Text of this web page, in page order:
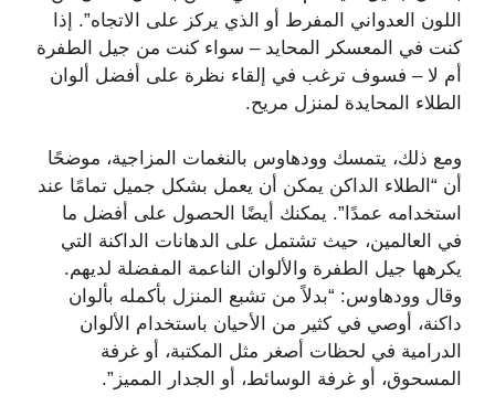
اللون العدواني المفرط أو الذي يركز على الاتجاه”. إذا
كنت في المعسكر المحايد – سواء كنت من جيل الطفرة
أم لا – فسوف ترغب في إلقاء نظرة على أفضل ألوان
الطلاء المحايدة لمنزل مريح.
ومع ذلك، يتمسك وودهاوس بالنغمات المزاجية، موضحًا
أن “الطلاء الداكن يمكن أن يعمل بشكل جميل تمامًا عند
استخدامه عمدًا”. يمكنك أيضًا الحصول على أفضل ما
في العالمين، حيث تشتمل على الدهانات الداكنة التي
يكرهها جيل الطفرة والألوان الناعمة المفضلة لديهم.
وقال وودهاوس: “بدلاً من تشبع المنزل بأكمله بألوان
داكنة، أوصي في كثير من الأحيان باستخدام الألوان
الدرامية في لحظات أصغر مثل المكتبة، أو غرفة
المسحوق، أو غرفة الوسائط، أو الجدار المميز”.